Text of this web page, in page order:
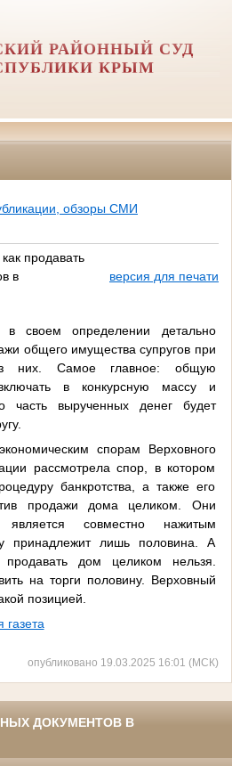
РАЙОННЫЙ СУД
КРЫМ
обзоры СМИ
продавать
в
версия для печати
в своем определении детально
общего имущества супругов при
них. Самое главное: общую
в конкурсную массу и
часть вырученных денег будет
спорам Верховного
рассмотрела спор, в котором
банкротства, а также его
продажи дома целиком. Они
совместно нажитым
принадлежит лишь половина. А
продавать дом целиком нельзя.
на торги половину. Верховный
позицией.
газета
опубликовано 19.03.2025 16:01 (МСК)
ДОКУМЕНТОВ В